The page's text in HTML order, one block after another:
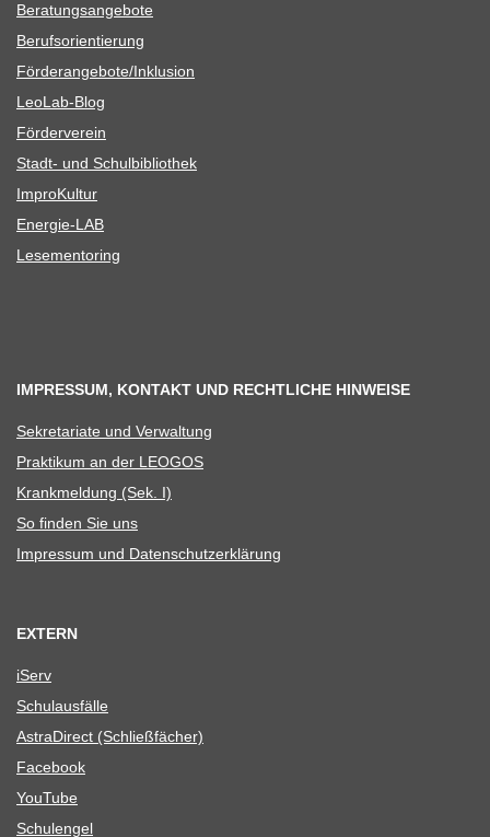
Bera­tungs­an­ge­bote
Berufs­ori­en­tie­rung
Förderangebote/​​Inklusion
Leo­Lab-Blog
För­der­ver­ein
Stadt- und Schulbibliothek
Impro­Kul­tur
Ener­­gie-LAB
Lese­men­to­ring
IMPRESSUM, KONTAKT UND RECHTLICHE HINWEISE
Sekre­ta­riate und Verwaltung
Prak­ti­kum an der LEOGOS
Krank­mel­dung (Sek. I)
So fin­den Sie uns
Impres­sum und Datenschutzerklärung
EXTERN
iServ
Schul­aus­fälle
Astra­Di­rect (Schließ­fä­cher)
Face­book
You­Tube
Schul­en­gel